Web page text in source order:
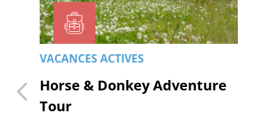
VACANCES ACTIVES
Horse & Donkey Adventure
Tour